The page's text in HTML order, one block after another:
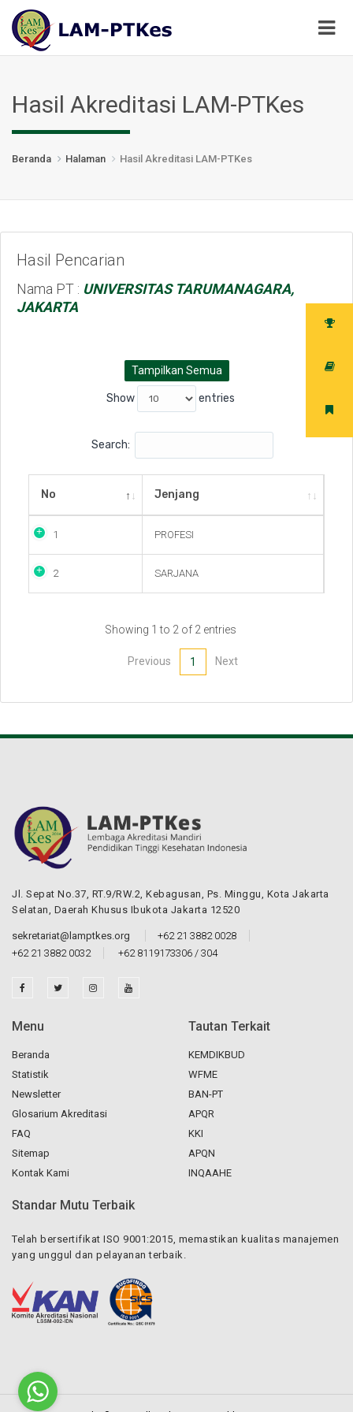
Hasil Akreditasi LAM-PTKes
Beranda Halaman Hasil Akreditasi LAM-PTKes
Hasil Pencarian
Nama PT : UNIVERSITAS TARUMANAGARA,
JAKARTA
Tampilkan Semua
Show entries
Search:
No Jenjang
1 PROFESI
2 SARJANA
Showing 1 to 2 of 2 entries
Previous 1 Next
Jl. Sepat No.37, RT.9/RW.2, Kebagusan, Ps. Minggu, Kota Jakarta
Selatan, Daerah Khusus Ibukota Jakarta 12520
sekretariat@lamptkes.org
+62 21 3882 0028
+62 21 3882 0032
+62 8119173306 / 304
Menu
Beranda
Statistik
Newsletter
Glosarium Akreditasi
FAQ
Sitemap
Kontak Kami
Tautan Terkait
KEMDIKBUD
WFME
BAN-PT
APQR
KKI
APQN
INQAAHE
Standar Mutu Terbaik
Telah bersertifikat ISO 9001:2015, memastikan kualitas manajemen
yang unggul dan pelayanan terbaik.